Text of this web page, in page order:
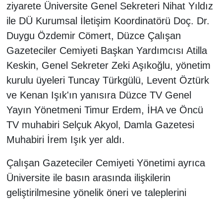
ziyarete Üniversite Genel Sekreteri Nihat Yıldız
ile DÜ Kurumsal İletişim Koordinatörü Doç. Dr.
Duygu Özdemir Cömert, Düzce Çalışan
Gazeteciler Cemiyeti Başkan Yardımcısı Atilla
Keskin, Genel Sekreter Zeki Aşıkoğlu, yönetim
kurulu üyeleri Tuncay Türkgülü, Levent Öztürk
ve Kenan Işık'ın yanısıra Düzce TV Genel
Yayın Yönetmeni Timur Erdem, İHA ve Öncü
TV muhabiri Selçuk Akyol, Damla Gazetesi
Muhabiri İrem Işık yer aldı.
Çalışan Gazeteciler Cemiyeti Yönetimi ayrıca
Üniversite ile basın arasında ilişkilerin
geliştirilmesine yönelik öneri ve taleplerini